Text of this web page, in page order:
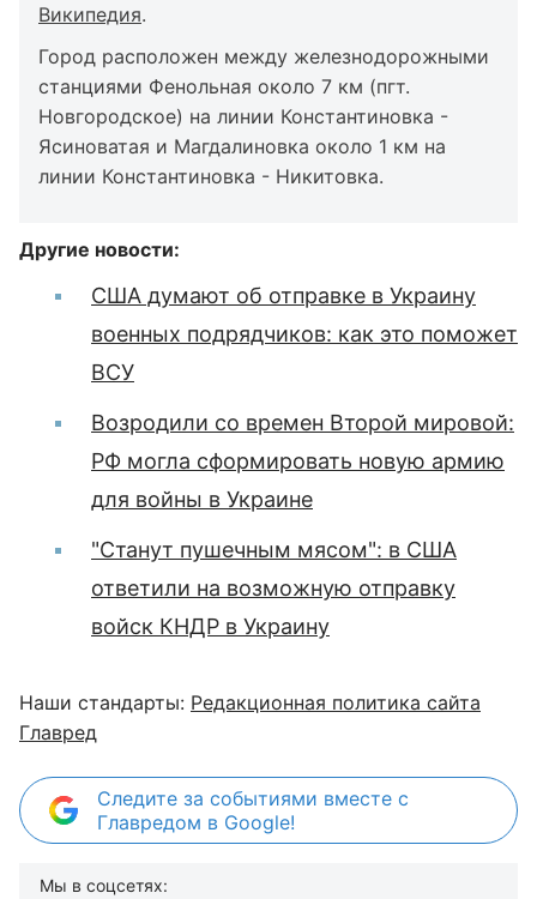
Википедия.
Город расположен между железнодорожными
станциями Фенольная около 7 км (пгт.
Новгородское) на линии Константиновка -
Ясиноватая и Магдалиновка около 1 км на
линии Константиновка - Никитовка.
Другие новости:
США думают об отправке в Украину
военных подрядчиков: как это поможет
ВСУ
Возродили со времен Второй мировой:
РФ могла сформировать новую армию
для войны в Украине
"Станут пушечным мясом": в США
ответили на возможную отправку
войск КНДР в Украину
Наши стандарты: Редакционная политика сайта
Главред
Следите за событиями вместе с
Главредом в Google!
Мы в соцсетях: